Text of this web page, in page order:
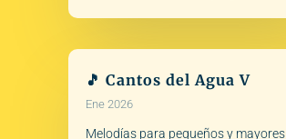
🎵 Cantos del Agua V
Ene 2026
Melodías para pequeños y mayores